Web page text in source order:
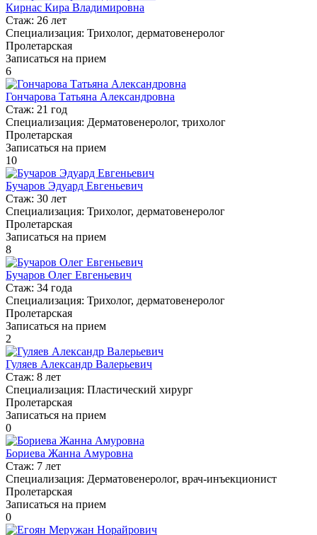
Кирнас Кира Владимировна
Стаж: 26 лет
Специализация: Трихолог, дерматовенеролог
Пролетарская
Записаться на прием
6
Гончарова Татьяна Александровна
Стаж: 21 год
Специализация: Дерматовенеролог, трихолог
Пролетарская
Записаться на прием
10
Бучаров Эдуард Евгеньевич
Стаж: 30 лет
Специализация: Трихолог, дерматовенеролог
Пролетарская
Записаться на прием
8
Бучаров Олег Евгеньевич
Стаж: 34 года
Специализация: Трихолог, дерматовенеролог
Пролетарская
Записаться на прием
2
Гуляев Александр Валерьевич
Стаж: 8 лет
Специализация: Пластический хирург
Пролетарская
Записаться на прием
0
Бориева Жанна Амуровна
Стаж: 7 лет
Специализация: Дерматовенеролог, врач-инъекционист
Пролетарская
Записаться на прием
0